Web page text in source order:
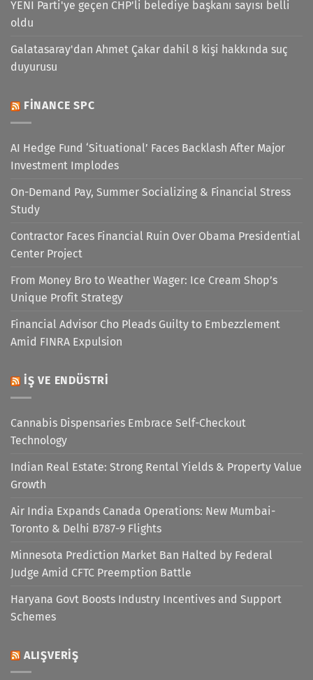
YENİ Parti'ye geçen CHP'li belediye başkanı sayısı belli
oldu
Galatasaray'dan Ahmet Çakar dahil 8 kişi hakkında suç
duyurusu
FINANCE SPC
AI Hedge Fund ‘Situational’ Faces Backlash After Major
Investment Implodes
On-Demand Pay, Summer Socializing & Financial Stress
Study
Contractor Faces Financial Ruin Over Obama Presidential
Center Project
From Money Bro to Weather Wager: Ice Cream Shop’s
Unique Profit Strategy
Financial Advisor Cho Pleads Guilty to Embezzlement
Amid FINRA Expulsion
İŞ VE ENDÜSTRI
Cannabis Dispensaries Embrace Self-Checkout
Technology
Indian Real Estate: Strong Rental Yields & Property Value
Growth
Air India Expands Canada Operations: New Mumbai-
Toronto & Delhi B787-9 Flights
Minnesota Prediction Market Ban Halted by Federal
Judge Amid CFTC Preemption Battle
Haryana Govt Boosts Industry Incentives and Support
Schemes
ALIŞVERIŞ